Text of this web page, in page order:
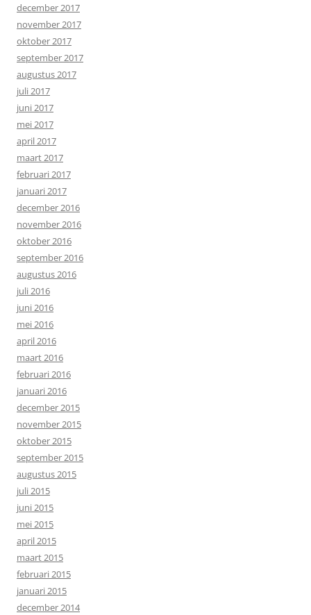
december 2017
november 2017
oktober 2017
september 2017
augustus 2017
juli 2017
juni 2017
mei 2017
april 2017
maart 2017
februari 2017
januari 2017
december 2016
november 2016
oktober 2016
september 2016
augustus 2016
juli 2016
juni 2016
mei 2016
april 2016
maart 2016
februari 2016
januari 2016
december 2015
november 2015
oktober 2015
september 2015
augustus 2015
juli 2015
juni 2015
mei 2015
april 2015
maart 2015
februari 2015
januari 2015
december 2014